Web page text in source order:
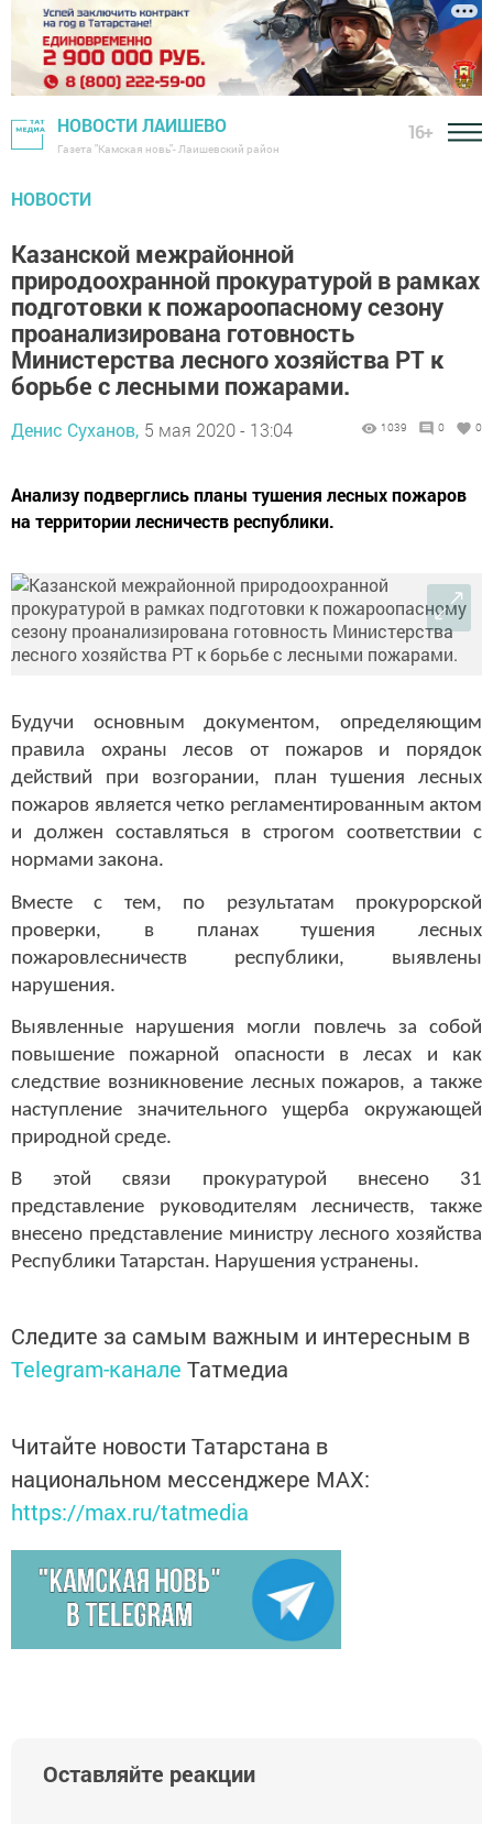
НОВОСТИ ЛАИШЕВО
Газета "Камская новь"- Лаишевский район
16+
НОВОСТИ
Казанской межрайонной
природоохранной прокуратурой в рамках
подготовки к пожароопасному сезону
проанализирована готовность
Министерства лесного хозяйства РТ к
борьбе с лесными пожарами.
Денис Суханов, 5 мая 2020 - 13:04 1039 0 0
Анализу подверглись планы тушения лесных пожаров
на территории лесничеств республики.
Будучи основным документом, определяющим
правила охраны лесов от пожаров и порядок
действий при возгорании, план тушения лесных
пожаров является четко регламентированным актом
и должен составляться в строгом соответствии с
нормами закона.
Вместе с тем, по результатам прокурорской
проверки, в планах тушения лесных
пожаровлесничеств республики, выявлены
нарушения.
Выявленные нарушения могли повлечь за собой
повышение пожарной опасности в лесах и как
следствие возникновение лесных пожаров, а также
наступление значительного ущерба окружающей
природной среде.
В этой связи прокуратурой внесено 31
представление руководителям лесничеств, также
внесено представление министру лесного хозяйства
Республики Татарстан. Нарушения устранены.
Следите за самым важным и интересным в
Telegram-канале Татмедиа
Читайте новости Татарстана в
национальном мессенджере MАХ:
https://max.ru/tatmedia
Оставляйте реакции